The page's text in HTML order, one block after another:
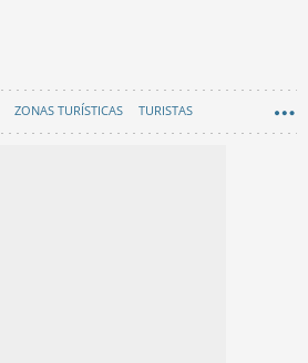
ZONAS TURÍSTICAS TURISTAS